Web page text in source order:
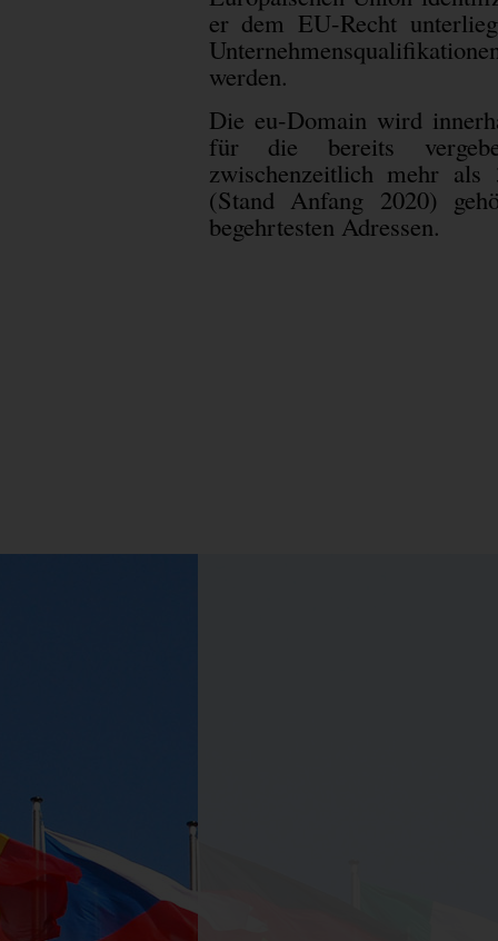
er dem EU-Recht
werden.
Die eu-Domain wird
für die bereits
zwischenzeitlich mehr
(Stand Anfang 2020)
begehrtesten Adressen.